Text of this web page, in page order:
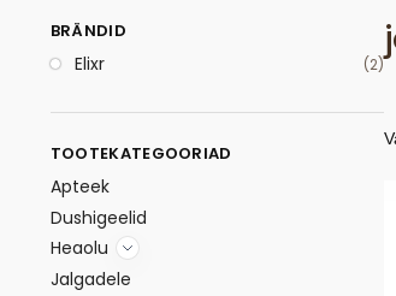
BRÄNDID
Elixr (2)
TOOTEKATEGOORIAD
Apteek
Dushigeelid
Heaolu
Jalgadele